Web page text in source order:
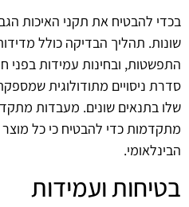
בכדי להבטיח את תקני האיכות
שונות. תהליך הבדיקה כולל
התפשטות, ובחינות עמידות בפני
סדרת ניסויים מתודולוגית
שלו בתנאים שונים. מעבדות
מתקדמות כדי להבטיח כי כל
הבינלאומי.
בטיחות ועמידות